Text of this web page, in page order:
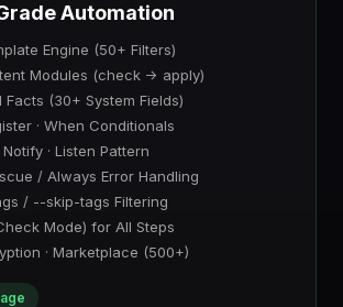
Automation
Engine (50+ Filters)
Modules (check → apply)
(30+ System Fields)
· When Conditionals
· Listen Pattern
/ Always Error Handling
/ --skip-tags Filtering
Mode) for All Steps
· Marketplace (500+)